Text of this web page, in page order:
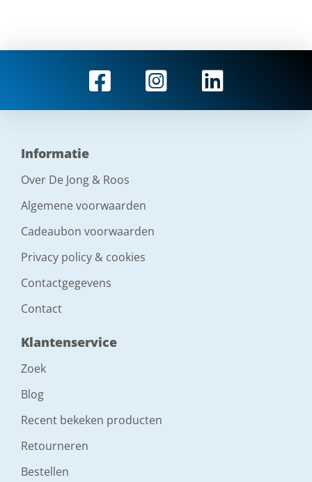
Toepassing
Voegen
Overschilderbaar?
Ja
Zwart
Inhoud
290 ml
Type kit
Montagekit
Informatie
Over De Jong & Roos
Algemene voorwaarden
Cadeaubon voorwaarden
Privacy policy & cookies
Contactgegevens
Contact
Klantenservice
Zoek
Blog
Recent bekeken producten
Retourneren
Bestellen